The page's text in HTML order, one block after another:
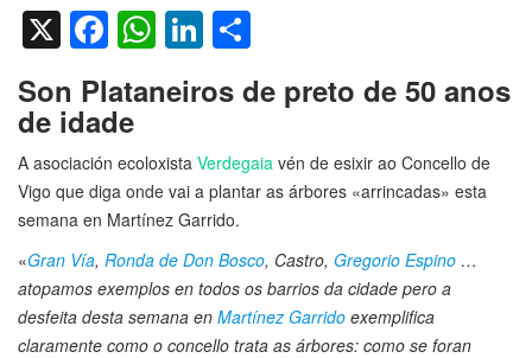
X Facebook
WhatsApp
LinkedIn
Son Plataneiros de preto de 50 anos
de idade
A asociación ecoloxista Verdegaia vén de esixir ao Concello de
Vigo que diga onde vai a plantar as árbores «arrincadas» esta
semana en Martínez Garrido.
«Gran Vía, Ronda de Don Bosco, Castro, Gregorio Espino …
atopamos exemplos en todos os barrios da cidade pero a
desfeita desta semana en Martínez Garrido exemplifica
claramente como o concello trata as árbores: como se foran